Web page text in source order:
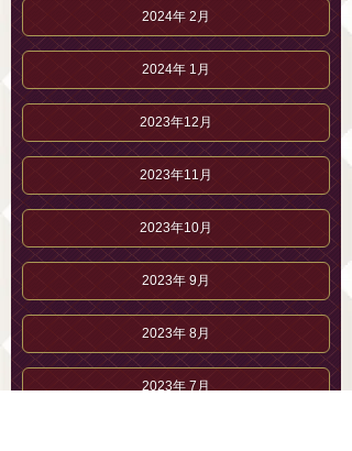
2024年 2月
2024年 1月
2023年12月
2023年11月
2023年10月
2023年 9月
2023年 8月
2023年 7月